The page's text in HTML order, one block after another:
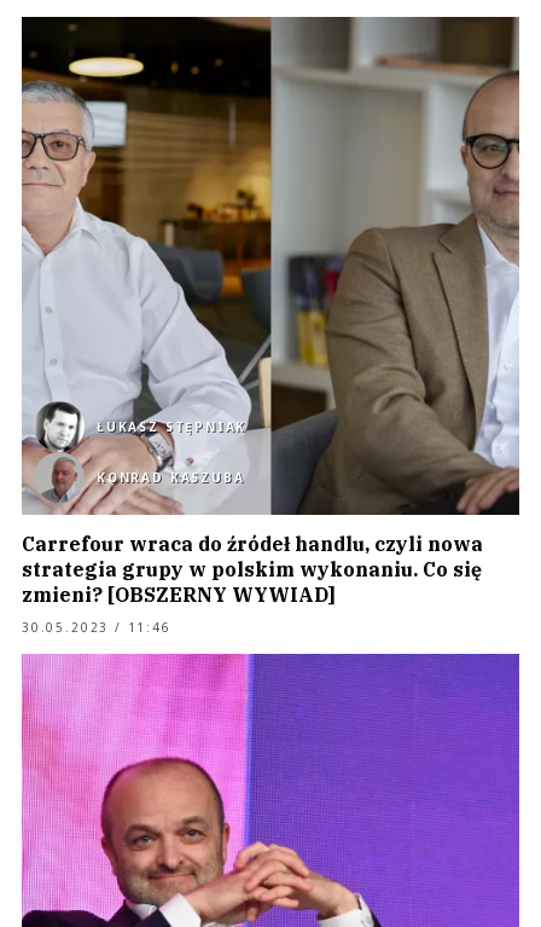
ŁUKASZ STĘPNIAK
KONRAD KASZUBA
Carrefour wraca do źródeł handlu, czyli nowa
strategia grupy w polskim wykonaniu. Co się
zmieni? [OBSZERNY WYWIAD]
30.05.2023 / 11:46